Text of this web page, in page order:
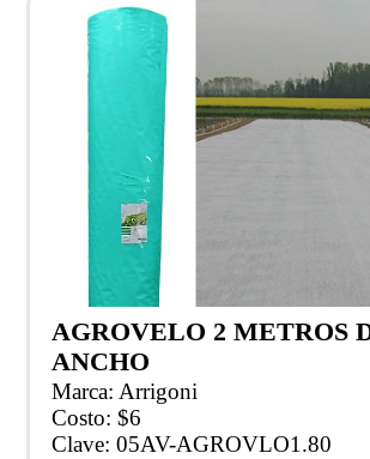
AGROVELO 2 METROS
ANCHO
Marca: Arrigoni
Costo: $6
Clave: 05AV-AGROVLO1.80